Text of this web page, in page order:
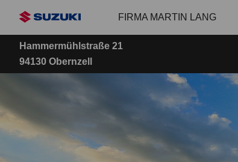
Hauptinhalt
FIRMA MARTIN LANG
Hammermühlstraße 21
94130 Obernzell